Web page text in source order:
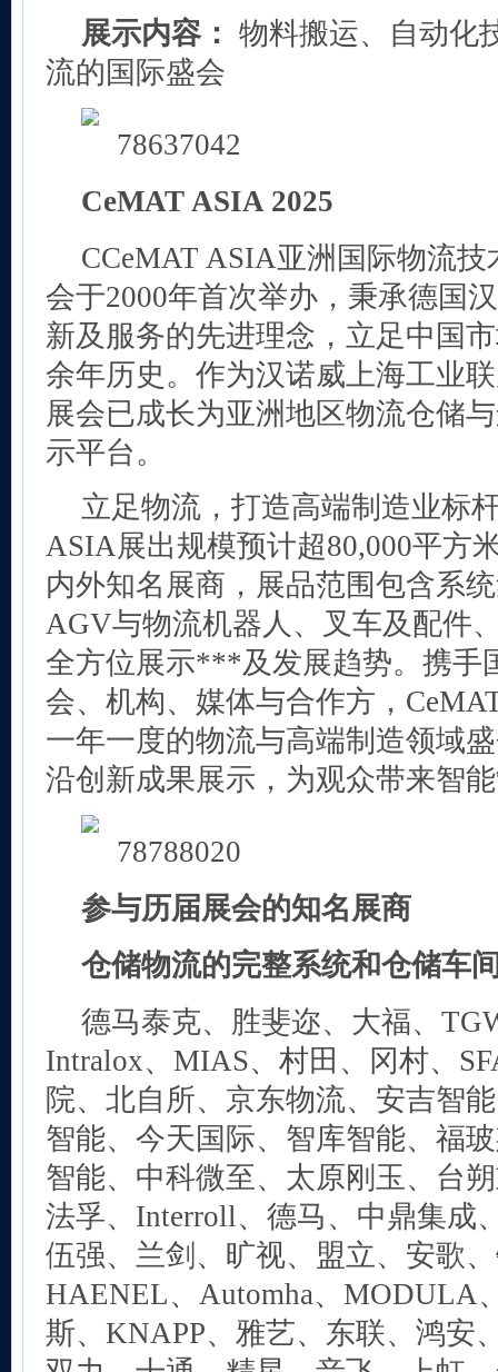
展示内容： 物料搬运、自动化
流的国际盛会
CeMAT ASIA 2025
CCeMAT ASIA亚洲国际物流
会于2000年首次举办，秉承德国
新及服务的先进理念，立足中国
余年历史。作为汉诺威上海工业
展会已成长为亚洲地区物流仓储
示平台。
立足物流，打造高端制造业标
ASIA展出规模预计超80,000平方
内外知名展商，展品范围包含系
AGV与物流机器人、叉车及配件
全方位展示***及发展趋势。携手
会、机构、媒体与合作方，
一年一度的物流与高端制造领域
沿创新成果展示，为观众带来智
参与历届展会的知名展商
仓储物流的完整系统和仓储车
德马泰克、胜斐迩、大福、
Intralox、MIAS、村田、冈村、
院、北自所、京东物流、安吉智
智能、今天国际、智库智能、福
智能、中科微至、太原刚玉、台
法孚、Interroll、德马、中鼎集成
伍强、兰剑、旷视、盟立、安歌
HAENEL、Automha、MODULA
斯、KNAPP、雅艺、东联、鸿安